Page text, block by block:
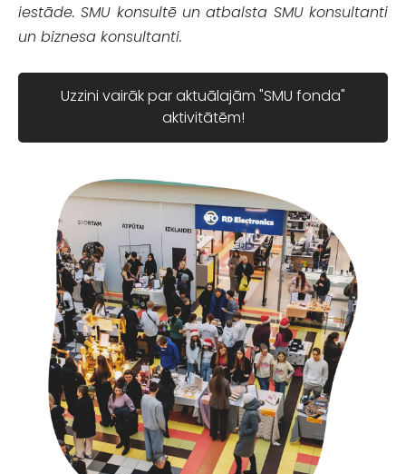
iestāde. SMU konsultē un atbalsta SMU konsultanti
un biznesa konsultanti.
Uzzini vairāk par aktuālajām "SMU fonda"
aktivitātēm!